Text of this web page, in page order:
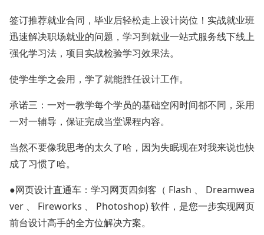
签订推荐就业合同，毕业后轻松走上设计岗位！实战就业班
迅速解决职场就业的问题，学习到就业一站式服务线下线上
强化学习法，项目实战检验学习效果法。
使学生学之会用，学了就能胜任设计工作。
承诺三：一对一教学每个学员的基础空闲时间都不同，采用
一对一辅导，保证完成当堂课程内容。
当然不要像我思考的太久了哈，因为失眠现在对我来说也快
成了习惯了哈。
●网页设计直通车：学习网页四剑客（ Flash 、 Dreamwea
ver 、 Fireworks 、 Photoshop) 软件，是您一步实现网页
前台设计高手的全方位解决方案。